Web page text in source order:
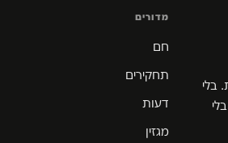
בלי
מדורים
חם
תחקירים
דעות
מגזין